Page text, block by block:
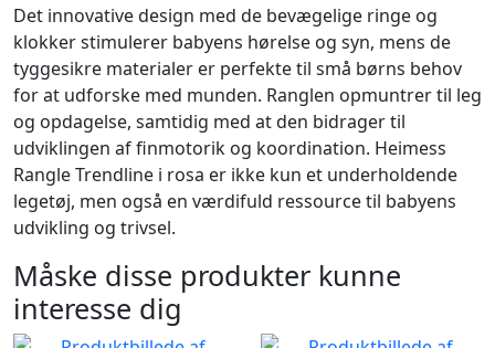
Det innovative design med de bevægelige ringe og
klokker stimulerer babyens hørelse og syn, mens de
tyggesikre materialer er perfekte til små børns behov
for at udforske med munden. Ranglen opmuntrer til leg
og opdagelse, samtidig med at den bidrager til
udviklingen af finmotorik og koordination. Heimess
Rangle Trendline i rosa er ikke kun et underholdende
legetøj, men også en værdifuld ressource til babyens
udvikling og trivsel.
Måske disse produkter kunne
interesse dig